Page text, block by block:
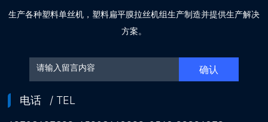
生产各种塑料单丝机，塑料扁平膜拉丝机组生产制造并提供生产解决
方案。
确认
电话 / TEL